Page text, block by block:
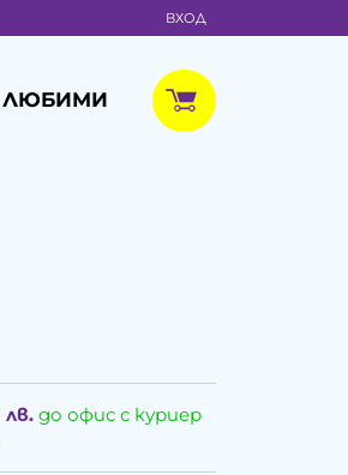
ВХОД
ЛЮБИМИ
лв. до офис с куриер